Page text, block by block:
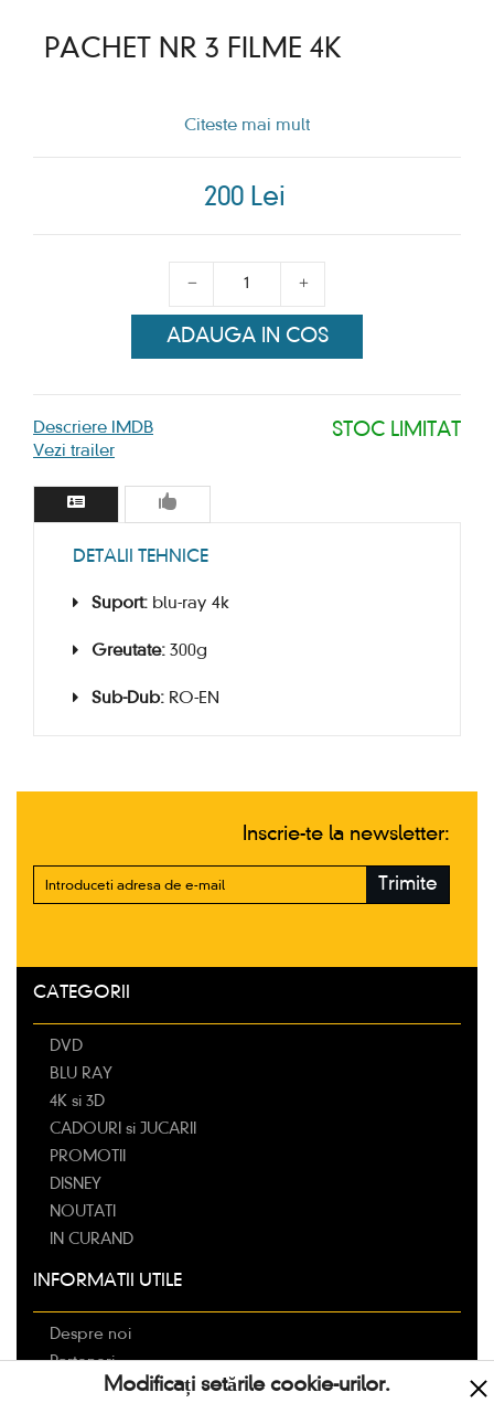
PACHET NR 3 FILME 4K
Citeste mai mult
200 Lei
ADAUGA IN COS
Descriere IMDB
Vezi trailer
STOC LIMITAT
DETALII TEHNICE
Suport: blu-ray 4k
Greutate: 300g
Sub-Dub: RO-EN
Inscrie-te la newsletter:
Trimite
CATEGORII
DVD
BLU RAY
4K si 3D
CADOURI si JUCARII
PROMOTII
DISNEY
NOUTATI
IN CURAND
INFORMATII UTILE
Despre noi
Parteneri
LivrareaModificați setările cookie-urilor.